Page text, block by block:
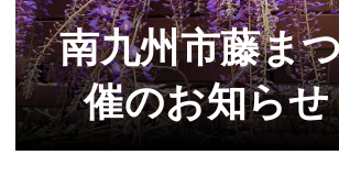
予約・問合せ・パンフ
交通関連
南九州市藤ま
催のお知ら